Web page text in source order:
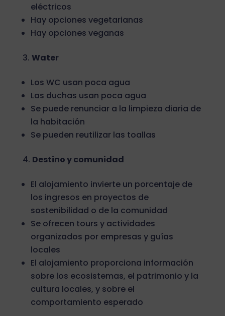
eléctricos
Hay opciones vegetarianas
Hay opciones veganas
Water
Los WC usan poca agua
Las duchas usan poca agua
Se puede renunciar a la limpieza diaria de
la habitación
Se pueden reutilizar las toallas
Destino y comunidad
El alojamiento invierte un porcentaje de
los ingresos en proyectos de
sostenibilidad o de la comunidad
Se ofrecen tours y actividades
organizados por empresas y guías
locales
El alojamiento proporciona información
sobre los ecosistemas, el patrimonio y la
cultura locales, y sobre el
comportamiento esperado